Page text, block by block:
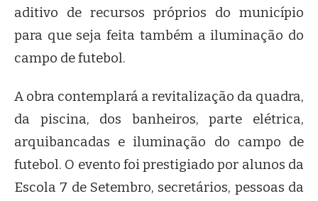
aditivo de recursos próprios do município
para que seja feita também a iluminação do
campo de futebol.
A obra contemplará a revitalização da quadra,
da piscina, dos banheiros, parte elétrica,
arquibancadas e iluminação do campo de
futebol. O evento foi prestigiado por alunos da
Escola 7 de Setembro, secretários, pessoas da